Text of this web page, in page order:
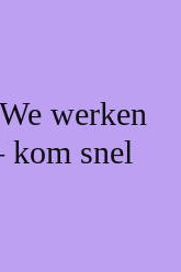
werken
kom snel